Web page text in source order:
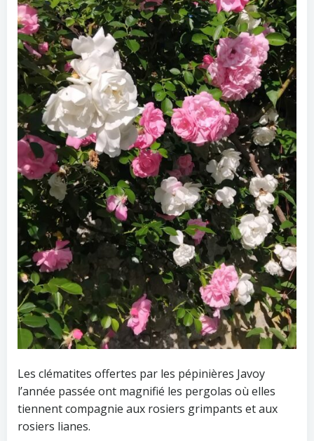
Les clématites offertes par les pépinières Javoy
l’année passée ont magnifié les pergolas où elles
tiennent compagnie aux rosiers grimpants et aux
rosiers lianes.